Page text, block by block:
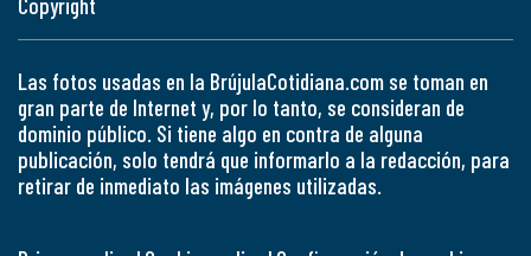
Las fotos usadas en la BrújulaCotidiana.com se toman en
gran parte de Internet y, por lo tanto, se consideran de
dominio público. Si tiene algo en contra de alguna
publicación, solo tendrá que informarlo a la redacción, para
retirar de inmediato las imágenes utilizadas.